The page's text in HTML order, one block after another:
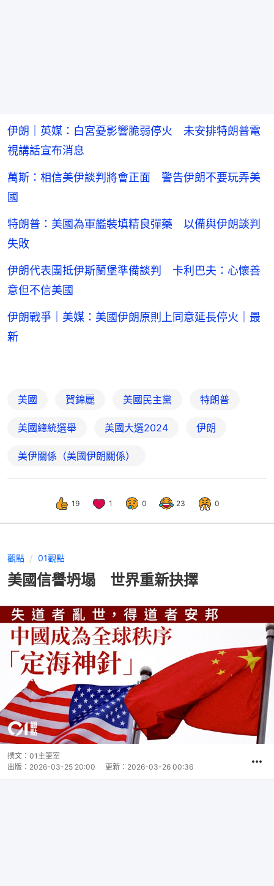
伊朗｜英媒：白宮憂影響脆弱停火 未安排特朗普電
視講話宣布消息
萬斯：相信美伊談判將會正面 警告伊朗不要玩弄美
國
特朗普：美國為軍艦裝填精良彈藥 以備與伊朗談判
失敗
伊朗代表團抵伊斯蘭堡準備談判 卡利巴夫：心懷善
意但不信美國
伊朗戰爭｜美媒：美國伊朗原則上同意延長停火｜最
新
美國 賀錦麗 美國民主黨 特朗普
美國總統選舉 美國大選2024 伊朗
美伊關係（美國伊朗關係）
19 1 0 23 0
觀點 01觀點
美國信譽坍塌 世界重新抉擇
撰文： 01主筆室
出版： 2026-03-25 20:00 更新： 2026-03-26 00:36